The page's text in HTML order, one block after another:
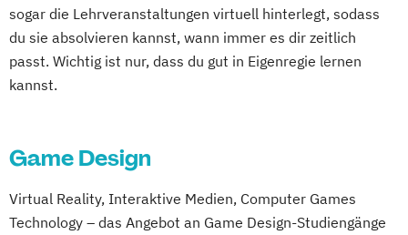
sogar die Lehrveranstaltungen virtuell hinterlegt, sodass
du sie absolvieren kannst, wann immer es dir zeitlich
passt. Wichtig ist nur, dass du gut in Eigenregie lernen
kannst.
Game Design
Virtual Reality, Interaktive Medien, Computer Games
Technology – das Angebot an Game Design-Studiengänge